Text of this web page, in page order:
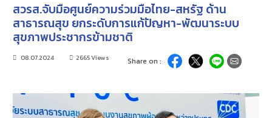
สวรส.จับมือศูนย์ความร่วมมือไทย-สหรัฐ ด้าน
สาธารณสุข ยกระดับการแก้ปัญหา-พัฒนาระบบ
สุขภาพประชากรข้ามชาติ
08.07.2024 2665 Views Share on :